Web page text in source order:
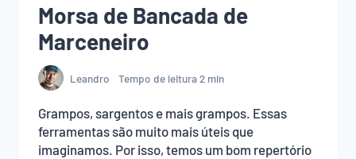
Morsa de Bancada de
Marceneiro
Leandro Tempo de leitura2 min
Grampos, sargentos e mais grampos. Essas
ferramentas são muito mais úteis que
imaginamos. Por isso, temos um bom repertório